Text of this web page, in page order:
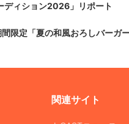
ディション2026」リポート
限定「夏の和風おろしバーガー
関連サイト